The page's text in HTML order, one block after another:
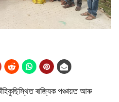
ৰাজ্যিক পঞ্চায়ত আৰু